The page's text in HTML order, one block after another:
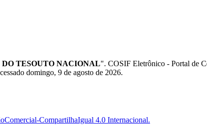
TESOUTO NACIONAL". COSIF Eletrônico - Portal de
domingo, 9 de agosto de 2026.
CompartilhaIgual 4.0 Internacional.